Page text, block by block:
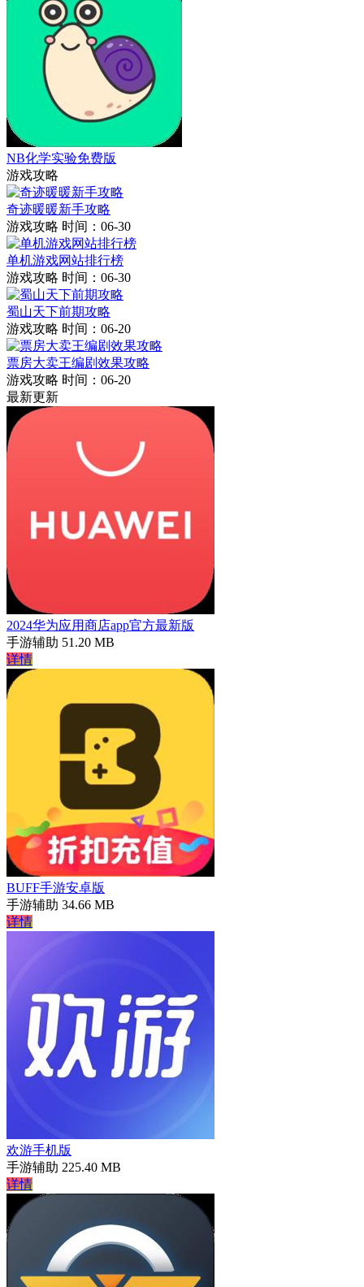
NB化学实验免费版
游戏攻略
奇迹暖暖新手攻略
游戏攻略 时间：06-30
单机游戏网站排行榜
游戏攻略 时间：06-30
蜀山天下前期攻略
游戏攻略 时间：06-20
票房大卖王编剧效果攻略
游戏攻略 时间：06-20
最新更新
2024华为应用商店app官方最新版
手游辅助 51.20 MB
详情
BUFF手游安卓版
手游辅助 34.66 MB
详情
欢游手机版
手游辅助 225.40 MB
详情